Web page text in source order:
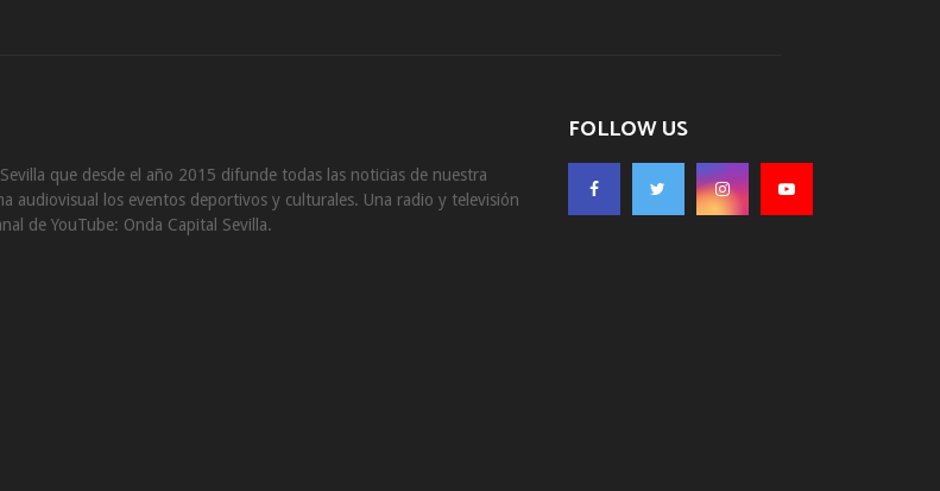
que desde el año 2015 difunde todas las noticias de nuestra
audiovisual los eventos deportivos y culturales. Una radio y televisión
de YouTube: Onda Capital Sevilla.
FOLLOW US